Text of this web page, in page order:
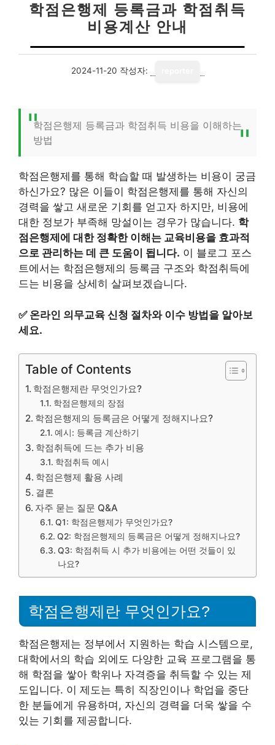
학점은행제 등록금과 학점취득
비용계산 안내
2024-11-20 작성자:
학점은행제 등록금과 학점취득 비용을 이해하는
방법
학점은행제를 통해 학습할 때 발생하는 비용이 궁금
하신가요? 많은 이들이 학점은행제를 통해 자신의
경력을 쌓고 새로운 기회를 얻고자 하지만, 비용에
대한 정보가 부족해 망설이는 경우가 많습니다. 학
점은행제에 대한 정확한 이해는 교육비용을 효과적
으로 관리하는 데 큰 도움이 됩니다. 이 블로그 포스
트에서는 학점은행제의 등록금 구조와 학점취득에
드는 비용을 상세히 살펴보겠습니다.
✅ 온라인 의무교육 신청 절차와 이수 방법을 알아보
세요.
Table of Contents
학점은행제란 무엇인가요?
학점은행제의 장점
학점은행제의 등록금은 어떻게 정해지나요?
예시: 등록금 계산하기
학점취득에 드는 추가 비용
학점취득 예시
학점은행제 활용 사례
결론
자주 묻는 질문 Q&A
Q1: 학점은행제가 무엇인가요?
Q2: 학점은행제의 등록금은 어떻게 정해지나요?
Q3: 학점취득 시 추가 비용에는 어떤 것들이 있
나요?
학점은행제란 무엇인가요?
학점은행제는 정부에서 지원하는 학습 시스템으로,
대학에서의 학습 외에도 다양한 교육 프로그램을 통
해 학점을 쌓아 학위나 자격증을 취득할 수 있는 제
도입니다. 이 제도는 특히 직장인이나 학업을 중단
한 분들에게 유용하며, 자신의 경력을 더욱 쌓을 수
있는 기회를 제공합니다.